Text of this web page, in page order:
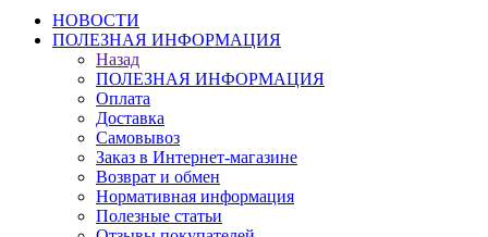
НОВОСТИ
ПОЛЕЗНАЯ ИНФОРМАЦИЯ
Назад
ПОЛЕЗНАЯ ИНФОРМАЦИЯ
Оплата
Доставка
Самовывоз
Заказ в Интернет-магазине
Возврат и обмен
Нормативная информация
Полезные статьи